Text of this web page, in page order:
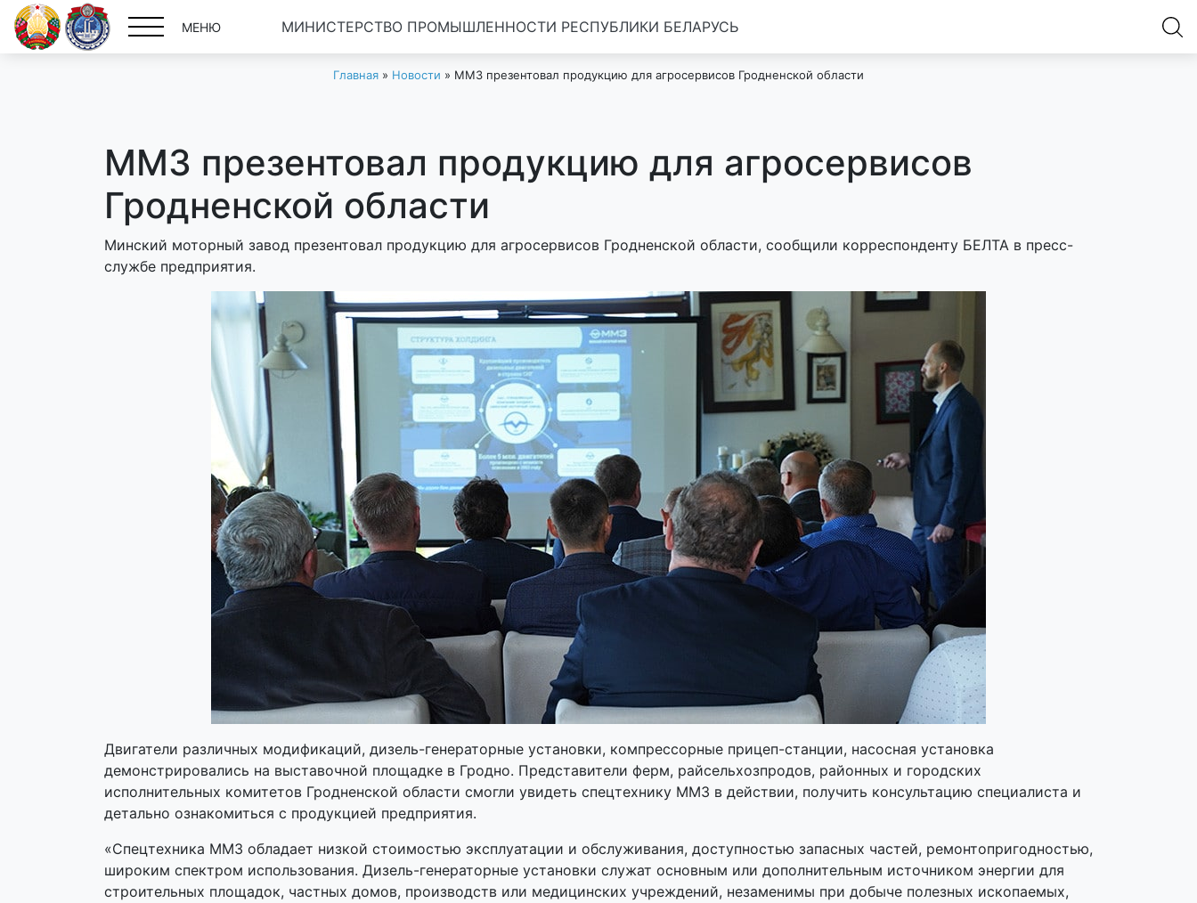
МЕНЮ МИНИСТЕРСТВО ПРОМЫШЛЕННОСТИ РЕСПУБЛИКИ БЕЛАРУСЬ
Главная » Новости » ММЗ презентовал продукцию для агросервисов Гродненской области
ММЗ презентовал продукцию для агросервисов
Гродненской области
Минский моторный завод презентовал продукцию для агросервисов Гродненской области, сообщили корреспонденту БЕЛТА в пресс-
службе предприятия.
Двигатели различных модификаций, дизель-генераторные установки, компрессорные прицеп-станции, насосная установка
демонстрировались на выставочной площадке в Гродно. Представители ферм, райсельхозпродов, районных и городских
исполнительных комитетов Гродненской области смогли увидеть спецтехнику ММЗ в действии, получить консультацию специалиста и
детально ознакомиться с продукцией предприятия.
«Спецтехника ММЗ обладает низкой стоимостью эксплуатации и обслуживания, доступностью запасных частей, ремонтопригодностью,
широким спектром использования. Дизель-генераторные установки служат основным или дополнительным источником энергии для
строительных площадок, частных домов, производств или медицинских учреждений, незаменимы при добыче полезных ископаемых,